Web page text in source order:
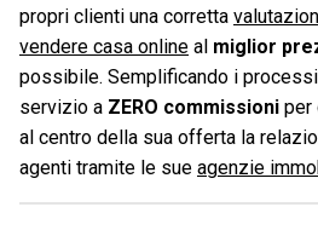
propri clienti una corretta
vendere casa online al miglior
possibile. Semplificando i
servizio a ZERO commissioni per
al centro della sua offerta la
agenti tramite le sue agenzie